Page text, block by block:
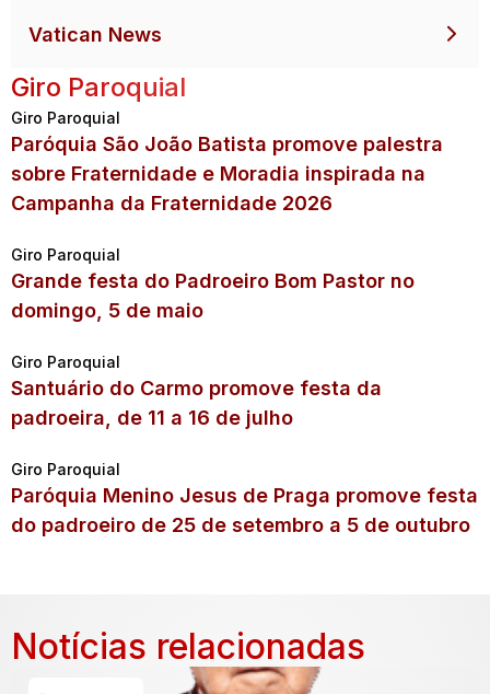
Vatican News
Giro Paroquial
Giro Paroquial
Paróquia São João Batista promove palestra
sobre Fraternidade e Moradia inspirada na
Campanha da Fraternidade 2026
Giro Paroquial
Grande festa do Padroeiro Bom Pastor no
domingo, 5 de maio
Giro Paroquial
Santuário do Carmo promove festa da
padroeira, de 11 a 16 de julho
Giro Paroquial
Paróquia Menino Jesus de Praga promove festa
do padroeiro de 25 de setembro a 5 de outubro
Notícias relacionadas